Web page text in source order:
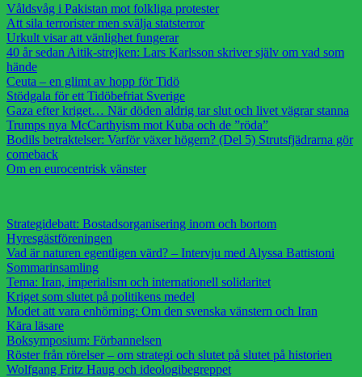
Våldsvåg i Pakistan mot folkliga protester
Att sila terrorister men svälja statsterror
Urkult visar att vänlighet fungerar
40 år sedan Aitik-strejken: Lars Karlsson skriver själv om vad som
hände
Ceuta – en glimt av hopp för Tidö
Stödgala för ett Tidöbefriat Sverige
Gaza efter kriget… När döden aldrig tar slut och livet vägrar stanna
Trumps nya McCarthyism mot Kuba och de ”röda”
Bodils betraktelser: Varför växer högern? (Del 5) Strutsfjädrarna gör
comeback
Om en eurocentrisk vänster
Strategidebatt: Bostadsorganisering inom och bortom
Hyresgästföreningen
Vad är naturen egentligen värd? – Intervju med Alyssa Battistoni
Sommarinsamling
Tema: Iran, imperialism och internationell solidaritet
Kriget som slutet på politikens medel
Modet att vara enhörning: Om den svenska vänstern och Iran
Kära läsare
Boksymposium: Förbannelsen
Röster från rörelser – om strategi och slutet på slutet på historien
Wolfgang Fritz Haug och ideologibegreppet